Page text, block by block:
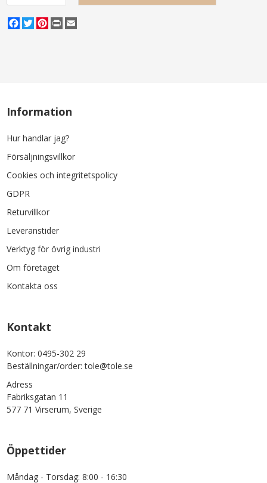
Facebook
TwitterPinterest
Print
Information
Hur handlar jag?
Försäljningsvillkor
Cookies och integritetspolicy
GDPR
Returvillkor
Leveranstider
Verktyg för övrig industri
Om företaget
Kontakta oss
Kontakt
Kontor: 0495-302 29
Beställningar/order: tole@tole.se
Adress
Fabriksgatan 11
577 71 Virserum, Sverige
Öppettider
Måndag - Torsdag: 8:00 - 16:30